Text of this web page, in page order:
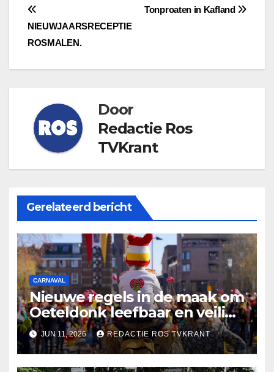
Bericht
navigatie
Tonproaten in Kafland
NIEUWJAARSRECEPTIE
ROSMALEN.
Door
Redactie Ros
TVKrant
Gerelateerd bericht
CARNAVAL
Nieuwe regels in de maak om
Oeteldonk leefbaar en veilig
te houden
JUN 11, 2026 REDACTIE ROS TVKRANT